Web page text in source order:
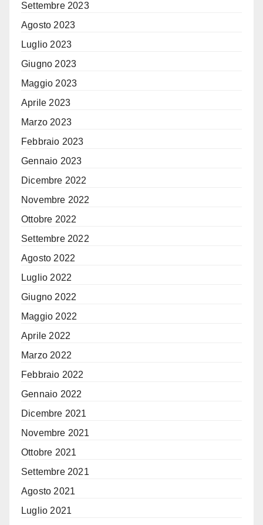
Settembre 2023
Agosto 2023
Luglio 2023
Giugno 2023
Maggio 2023
Aprile 2023
Marzo 2023
Febbraio 2023
Gennaio 2023
Dicembre 2022
Novembre 2022
Ottobre 2022
Settembre 2022
Agosto 2022
Luglio 2022
Giugno 2022
Maggio 2022
Aprile 2022
Marzo 2022
Febbraio 2022
Gennaio 2022
Dicembre 2021
Novembre 2021
Ottobre 2021
Settembre 2021
Agosto 2021
Luglio 2021